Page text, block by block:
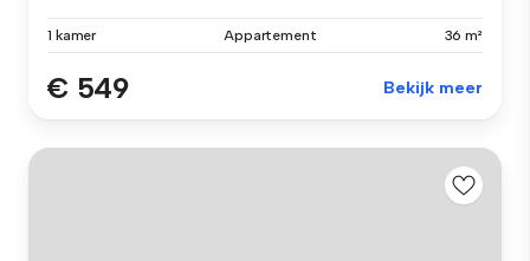
1 kamer Appartement 36 m²
€ 549 Bekijk meer